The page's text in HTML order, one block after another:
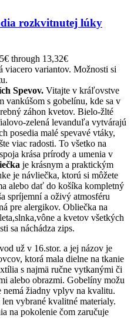
rozkvitnutej lúky
through 13,32€
viacero variantov. Možnosti si
Spevov. Vitajte v kráľovstve
vankúšom s gobelínu, kde sa v
záhon kvetov. Bielo-žlté
zelená levanduľa vytvárajú
posedia malé spevavé vtáky,
viac radosti. To všetko na
krása prírody a umenia v
je krásnym a praktickým
je návliečka, ktorú si môžete
alebo dať do košíka kompletný
spríjemní a oživý atmosféru
pre alergikov. Obliečka na
a kvetov všetkých
sa náchádza zips.
už v 16.stor. a jej názov je
ktorá mala dielne na tkanie
s najmä ručne vytkanými či
alebo obrazmi. Gobelíny možu
nemá žiadny vplyv na kvalitu.
vybrané kvalitné materialy.
na pokolenie čom zaručuje